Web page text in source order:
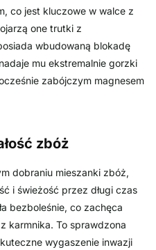
co jest kluczowe w walce z
one trutki z
wbudowaną blokadę
mu ekstremalnie gorzki
zabójczym magnesem
zbóż
dobraniu mieszanki zbóż,
i świeżość przez długi czas
bezboleśnie, co zachęca
karmnika. To sprawdzona
wygaszenie inwazji